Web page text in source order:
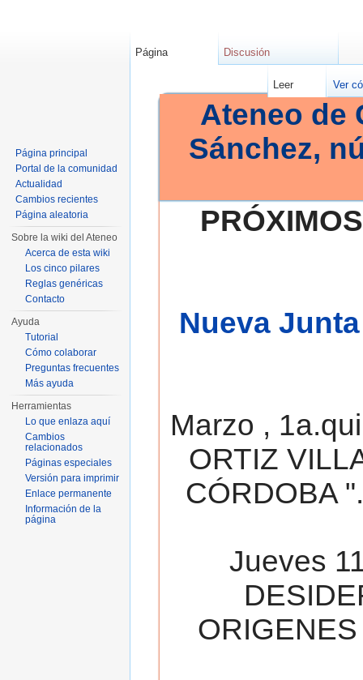
Ateneo de
Sánchez,
Nueva
Marzo ,
ORTIZ
CÓRDOBA
Jueves
Página Discusión
Leer Ver
Página principal
Portal de la comunidad
Actualidad
Cambios recientes
Página aleatoria
Sobre la wiki del Ateneo
Acerca de esta wiki
Los cinco pilares
Reglas genéricas
Contacto
Ayuda
Tutorial
Cómo colaborar
Preguntas frecuentes
Más ayuda
Herramientas
Lo que enlaza aquí
Cambios
relacionados
Páginas especiales
Versión para imprimir
Enlace permanente
Información de la
página